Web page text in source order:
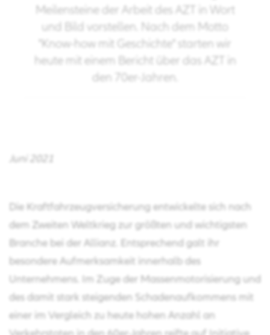
Meilensteine der Arbeit des AZT in Wort
und Bild vorstellen. Nach dem Motto
"Know-how mit Geschichte" starten wir
heute mit einem Bericht über das AZT in
den 70er-Jahren.
Juni 2021
Die Kraftfahrzeugversicherung entwickelte sich nach
dem Zweiten Weltkrieg zur größten und wichtigsten
Branche bei der Allianz. Entsprechend galt ihr
besondere Aufmerksamkeit innerhalb des
Unternehmens. Im Zuge der Massenmotorisierung und
des damit stark steigenden Schadenaufkommens mit
einer im Vergleich zu heute hohen Anzahl an